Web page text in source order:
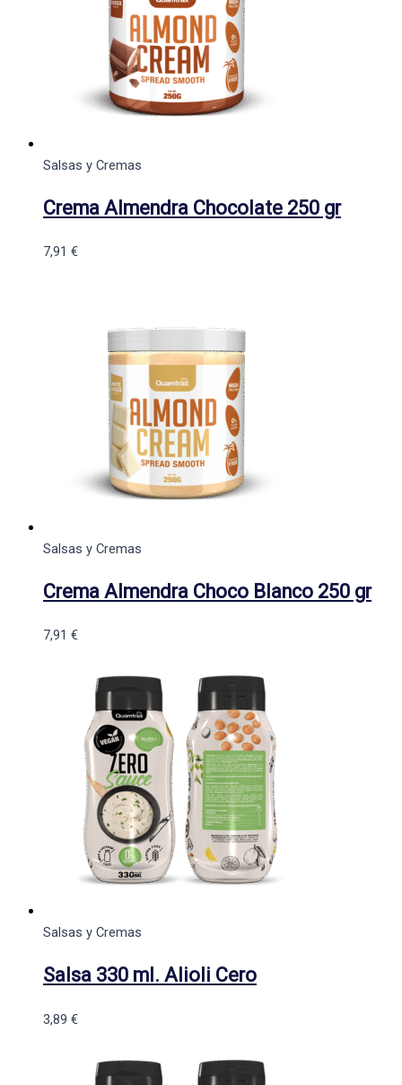
Salsas y Cremas
Crema Almendra Chocolate 250 gr
7,91 €
Salsas y Cremas
Crema Almendra Choco Blanco 250 gr
7,91 €
Salsas y Cremas
Salsa 330 ml. Alioli Cero
3,89 €